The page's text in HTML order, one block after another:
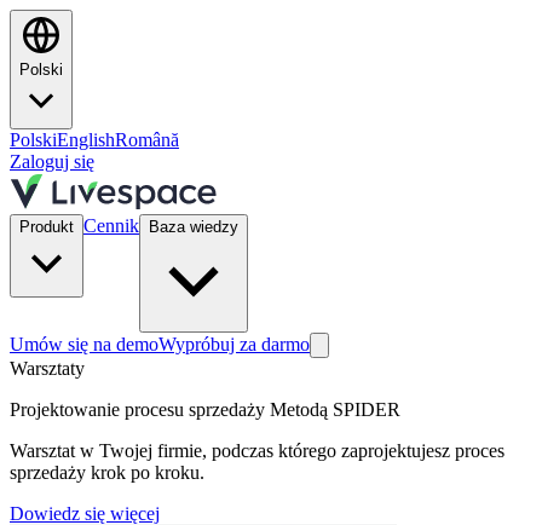
Polski
PolskiEnglishRomână
Zaloguj się
Produkt Cennik Baza wiedzy
Umów się na demoWypróbuj za darmo
Warsztaty
Projektowanie procesu sprzedaży Metodą SPIDER
Warsztat w Twojej firmie, podczas którego zaprojektujesz proces
sprzedaży krok po kroku.
Dowiedz się więcej